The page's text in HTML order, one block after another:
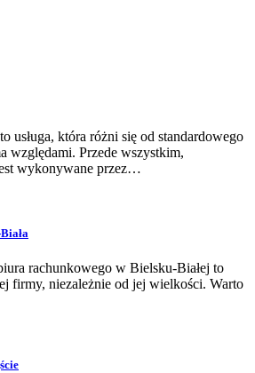
usługa, która różni się od standardowego
względami. Przede wszystkim,
wykonywane przez…
rachunkowego w Bielsku-Białej to
firmy, niezależnie od jej wielkości. Warto